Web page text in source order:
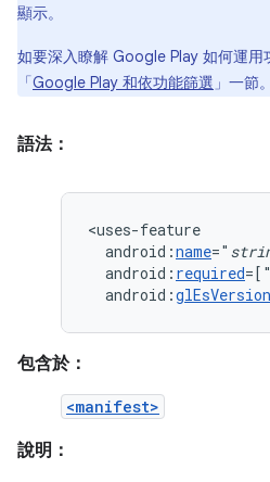
顯示。
如要深入瞭解 Google Play 如何運用
「Google Play 和依功能篩選 」一節。
語法：
android:name="
android: required
android:glEsVersion
包含於：
<manifest>
說明：